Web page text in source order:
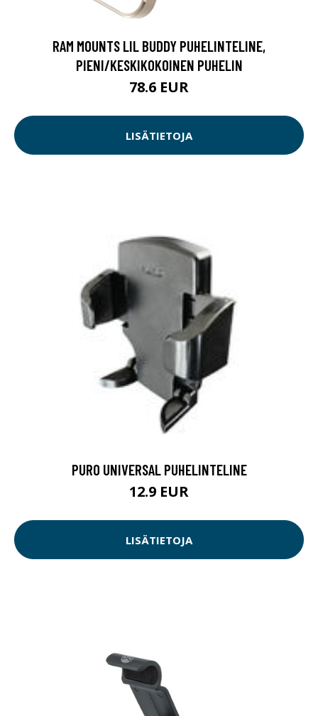
RAM MOUNTS LIL BUDDY PUHELINTELINE,
PIENI/KESKIKOKOINEN PUHELIN
78.6 EUR
LISÄTIETOJA
PURO UNIVERSAL PUHELINTELINE
12.9 EUR
LISÄTIETOJA